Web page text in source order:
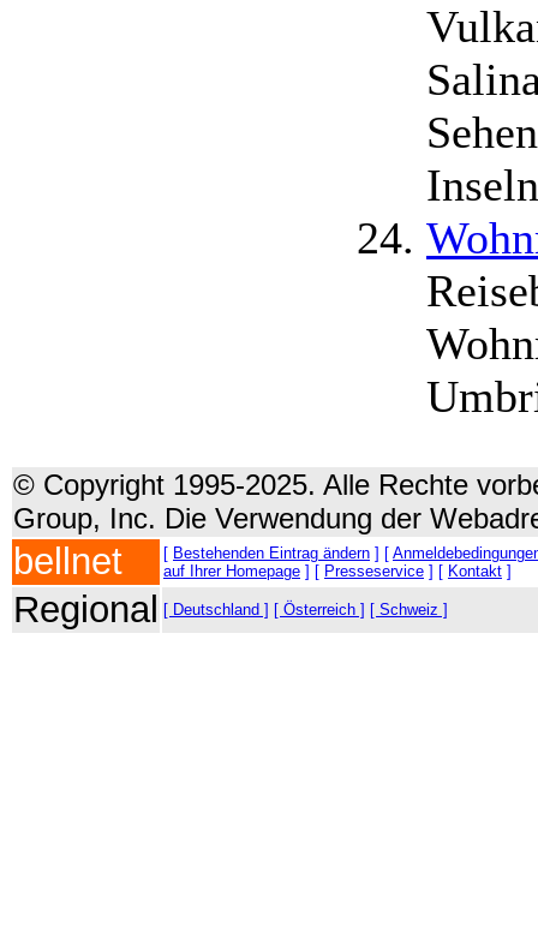
© Copyright 1995-2025. Alle Rechte
Group, Inc. Die Verwendung der
bellnet [ Bestehenden Eintrag ändern ] [
auf Ihrer Homepage ] [ Presseservice ] [ Kontakt ]
Regional [ Deutschland ] [ Österreich ] [ Schweiz ]